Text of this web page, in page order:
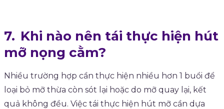
Khi nào nên tái thực hiện hút
mỡ nọng cằm?
Nhiều trường hợp cần thực hiện nhiều hơn 1 buổi để
loại bỏ mỡ thừa còn sót lại hoặc do mỡ quay lại, kết
quả không đều. Việc tái thực hiện hút mỡ cần dựa